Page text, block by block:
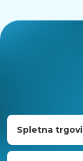
Spletna